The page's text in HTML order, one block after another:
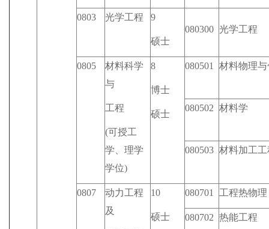
0803 光学工程 9
硕士
080300 光学工程
0805
材料科学
与
工程
(可授工
学、理学
学位)
8
博士
硕士
080501 材料物理
080502 材料学
080503 材料加工工
0807
动力工程
及
10
硕士
080701 工程热物理
080702 热能工程